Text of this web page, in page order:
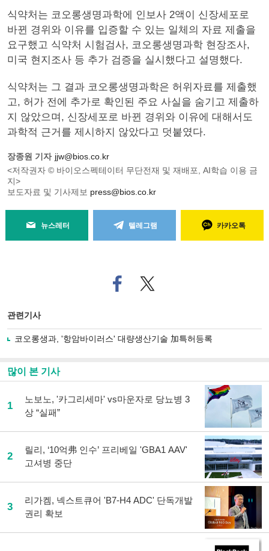
식약처는 코오롱생명과학에 인보사 2액이 신장세포로
바뀐 경위와 이유를 입증할 수 있는 일체의 자료 제출을
요구했고 식약처 시험검사, 코오롱생명과학 현장조사,
미국 현지조사 등 추가 검증을 실시했다고 설명했다.
식약처는 그 결과 코오롱생명과학은 허위자료를 제출했
고, 허가 전에 추가로 확인된 주요 사실을 숨기고 제출하
지 않았으며, 신장세포로 바뀐 경위와 이유에 대해서도
과학적 근거를 제시하지 않았다고 덧붙였다.
장종원 기자 jjw@bios.co.kr
<저작권자 © 바이오스펙테이터 무단전재 및 재배포, AI학습 이용 금
지>
보도자료 및 기사제보 press@bios.co.kr
뉴스레터 텔레그램 카카오톡
페
이
로
기
트위
터로
관련기사
코오롱생과, '항암바이러스' 대량생산기술 加특허등록
많이 본 기사
1
노보노, '카그리세마' vs마운자로 당뇨병 3
상 “실패”
2
릴리, ‘10억弗 인수’ 프리베일 'GBA1 AAV'
고셔병 중단
3
리가켐, 넥스트큐어 'B7-H4 ADC' 단독개발
권리 확보